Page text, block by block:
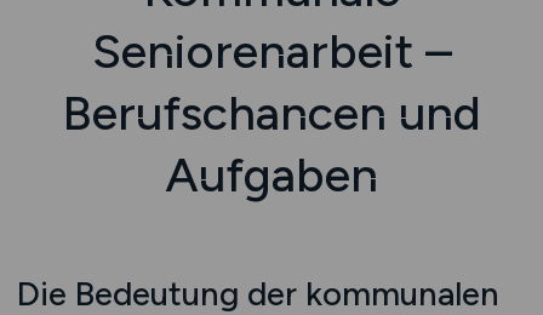
Seniorenarbeit –
Berufschancen und
Aufgaben
Die Bedeutung der kommunalen